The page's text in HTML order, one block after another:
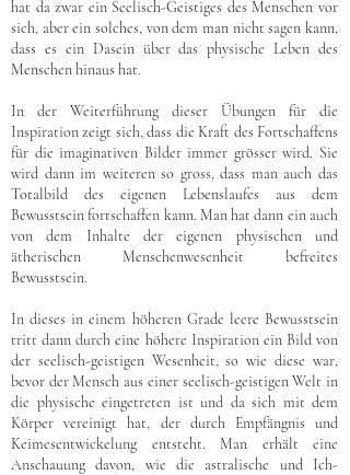
hat da zwar ein Seelisch-Geistiges des Menschen vor
sich, aber ein solches, von dem man nicht sagen kann,
dass es ein Dasein über das physische Leben des
Menschen hinaus hat.
In der Weiterführung dieser Übungen für die
Inspiration zeigt sich, dass die Kraft des Fortschaffens
für die imaginativen Bilder immer grösser wird. Sie
wird dann im weiteren so gross, dass man auch das
Totalbild des eigenen Lebenslaufes aus dem
Bewusstsein fortschaffen kann. Man hat dann ein auch
von dem Inhalte der eigenen physischen und
ätherischen Menschenwesenheit befreites
Bewusstsein.
In dieses in einem höheren Grade leere Bewusstsein
tritt dann durch eine höhere Inspiration ein Bild von
der seelisch-geistigen Wesenheit, so wie diese war,
bevor der Mensch aus einer seelisch-geistigen Welt in
die physische eingetreten ist und da sich mit dem
Körper vereinigt hat, der durch Empfängnis und
Keimesentwickelung entsteht. Man erhält eine
Anschauung davon, wie die astralische und Ich-